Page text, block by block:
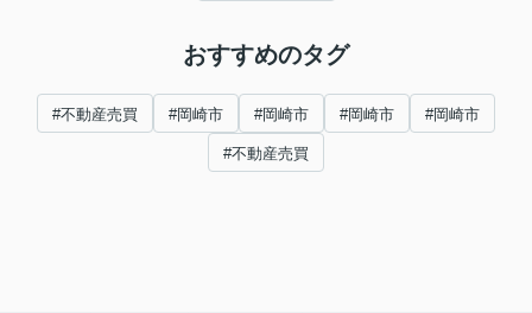
おすすめのタグ
#不動産売買 #岡崎市 #岡崎市 #岡崎市 #岡崎市
#不動産売買